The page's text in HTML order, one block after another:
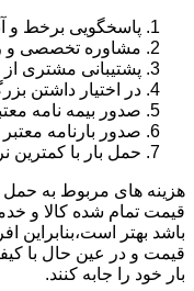
پاسخگویی برخط و
مشاوره تخصصی و
پشتیبانی مشتری از
در اختیار داشتن
صدور بیمه نامه
صدور بارنامه
حمل بار با کمترین
هزینه های مربوط به حمل
قیمت تمام شده کالا و
باشد بهتر است،بنابراین
قیمت و در عین حال با
بار خود را جابه کنند.